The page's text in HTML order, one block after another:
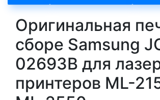
Оригинальная
сборе Samsung
02693B для
принтеров ML-